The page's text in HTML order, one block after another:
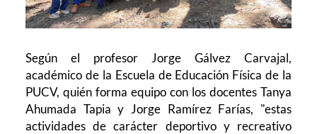
Según el profesor Jorge Gálvez Carvajal,
académico de la Escuela de Educación Física de la
PUCV, quién forma equipo con los docentes Tanya
Ahumada Tapia y Jorge Ramírez Farías, "estas
actividades de carácter deportivo y recreativo